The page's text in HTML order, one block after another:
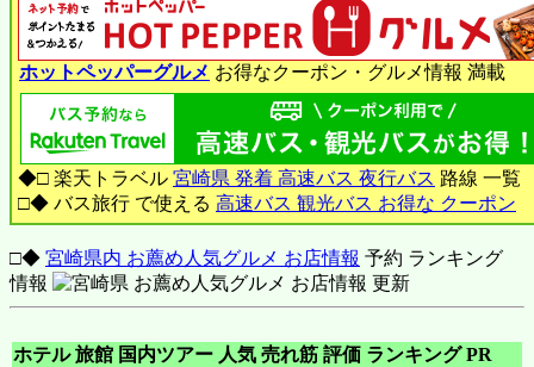
ホットペッパーグルメ お得なクーポン・グルメ情報 満載
◆□ 楽天トラベル 宮崎県 発着 高速バス 夜行バス 路線 一覧
□◆ バス旅行 で使える 高速バス 観光バス お得な クーポン
□◆ 宮崎県内 お薦め人気グルメ お店情報 予約 ランキング
情報
ホテル 旅館 国内ツアー 人気 売れ筋 評価 ランキング PR